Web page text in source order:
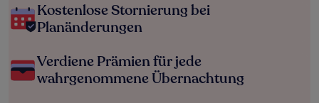
Kostenlose Stornierung bei
Planänderungen
Verdiene Prämien für jede
wahrgenommene Übernachtung